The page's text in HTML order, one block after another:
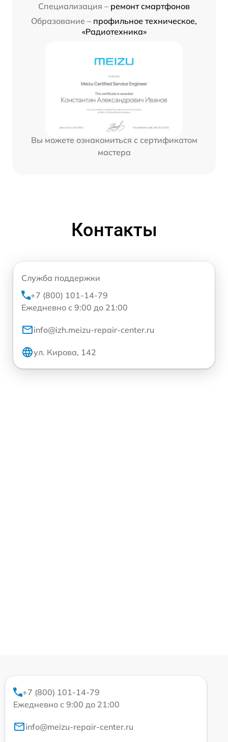
Специализация – ремонт смартфонов
Образование – профильное техническое,
«Радиотехника»
Вы можете ознакомиться с сертификатом
мастера
Контакты
Служба поддержки
+7 (800) 101-14-79
Ежедневно с 9:00 до 21:00
info@izh.meizu-repair-center.ru
ул. Кирова, 142
+7 (800) 101-14-79
Ежедневно с 9:00 до 21:00
info@meizu-repair-center.ru